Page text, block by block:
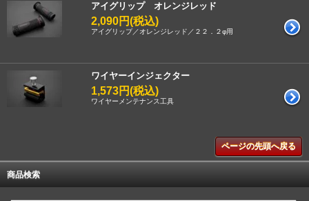
アイグリップ オレンジレッド
2,090円(税込)
アイグリップ／オレンジレッド／２２．２φ用
ワイヤーインジェクター
1,573円(税込)
ワイヤーメンテナンス工具
ページの先頭へ戻る
商品検索